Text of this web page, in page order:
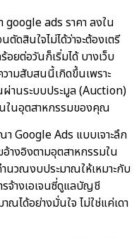
ads ราคา ลงใน
ดสินใจไม่ได้ว่าจะต้องเตรี
ยต่อวันก็เริ่มได้ บางเว็บ
ามสับสนนี้เกิดขึ้นเพราะ
ผ่านระบบประมูล (Auction)
ในอุตสาหกรรมของคุณ
า Google Ads แบบเจาะลึก
างอิงตามอุตสาหกรรมใน
นวณงบประมาณให้เหมาะกับ
รจ้างเอเจนซี่ดูแลบัญชี
ณได้อย่างมั่นใจ ไม่ใช่แค่เดา